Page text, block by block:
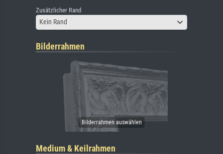
Zusätzlicher Rand
Kein Rand
Bilderrahmen
Medium & Keilrahmen